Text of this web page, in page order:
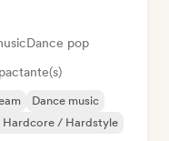
Dance pop
Dance music
Hardcore / Hardstyle